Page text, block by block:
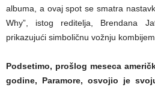
albuma, a ovaj spot se smatra
Why”, istog reditelja, Brendana
prikazujući simboličnu vožnju kombijem.
Podsetimo, prošlog meseca
godine, Paramore, osvojio je